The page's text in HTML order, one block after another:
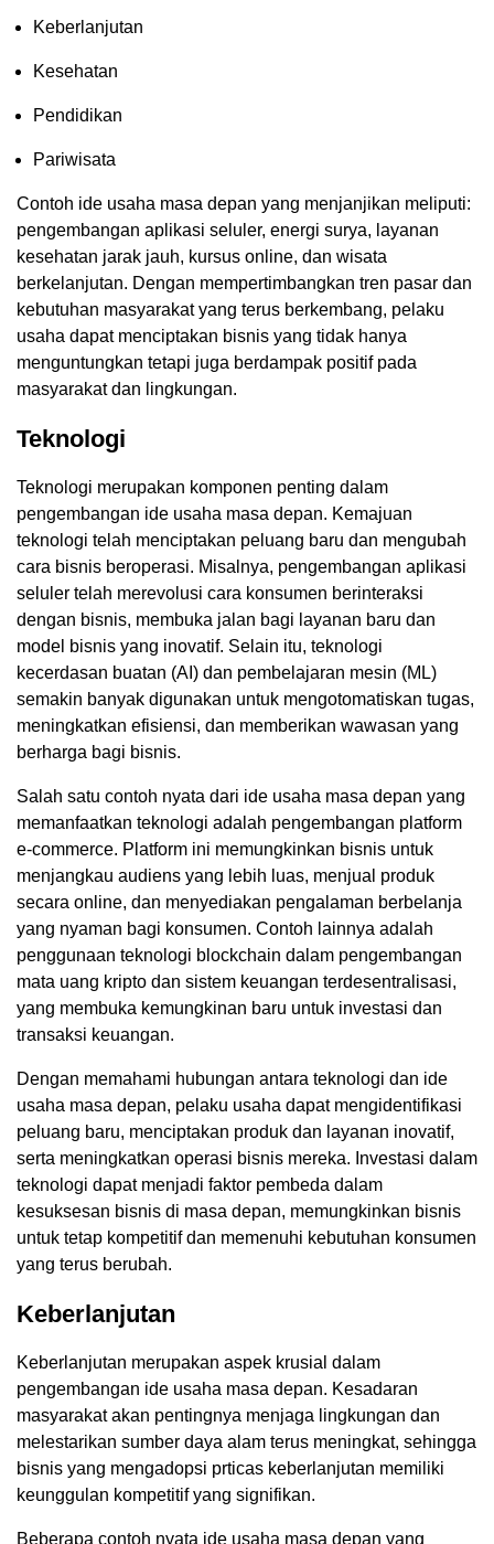
Keberlanjutan
Kesehatan
Pendidikan
Pariwisata
Contoh ide usaha masa depan yang menjanjikan meliputi:
pengembangan aplikasi seluler, energi surya, layanan
kesehatan jarak jauh, kursus online, dan wisata
berkelanjutan. Dengan mempertimbangkan tren pasar dan
kebutuhan masyarakat yang terus berkembang, pelaku
usaha dapat menciptakan bisnis yang tidak hanya
menguntungkan tetapi juga berdampak positif pada
masyarakat dan lingkungan.
Teknologi
Teknologi merupakan komponen penting dalam
pengembangan ide usaha masa depan. Kemajuan
teknologi telah menciptakan peluang baru dan mengubah
cara bisnis beroperasi. Misalnya, pengembangan aplikasi
seluler telah merevolusi cara konsumen berinteraksi
dengan bisnis, membuka jalan bagi layanan baru dan
model bisnis yang inovatif. Selain itu, teknologi
kecerdasan buatan (AI) dan pembelajaran mesin (ML)
semakin banyak digunakan untuk mengotomatiskan tugas,
meningkatkan efisiensi, dan memberikan wawasan yang
berharga bagi bisnis.
Salah satu contoh nyata dari ide usaha masa depan yang
memanfaatkan teknologi adalah pengembangan platform
e-commerce. Platform ini memungkinkan bisnis untuk
menjangkau audiens yang lebih luas, menjual produk
secara online, dan menyediakan pengalaman berbelanja
yang nyaman bagi konsumen. Contoh lainnya adalah
penggunaan teknologi blockchain dalam pengembangan
mata uang kripto dan sistem keuangan terdesentralisasi,
yang membuka kemungkinan baru untuk investasi dan
transaksi keuangan.
Dengan memahami hubungan antara teknologi dan ide
usaha masa depan, pelaku usaha dapat mengidentifikasi
peluang baru, menciptakan produk dan layanan inovatif,
serta meningkatkan operasi bisnis mereka. Investasi dalam
teknologi dapat menjadi faktor pembeda dalam
kesuksesan bisnis di masa depan, memungkinkan bisnis
untuk tetap kompetitif dan memenuhi kebutuhan konsumen
yang terus berubah.
Keberlanjutan
Keberlanjutan merupakan aspek krusial dalam
pengembangan ide usaha masa depan. Kesadaran
masyarakat akan pentingnya menjaga lingkungan dan
melestarikan sumber daya alam terus meningkat, sehingga
bisnis yang mengadopsi prticas keberlanjutan memiliki
keunggulan kompetitif yang signifikan.
Beberapa contoh nyata ide usaha masa depan yang